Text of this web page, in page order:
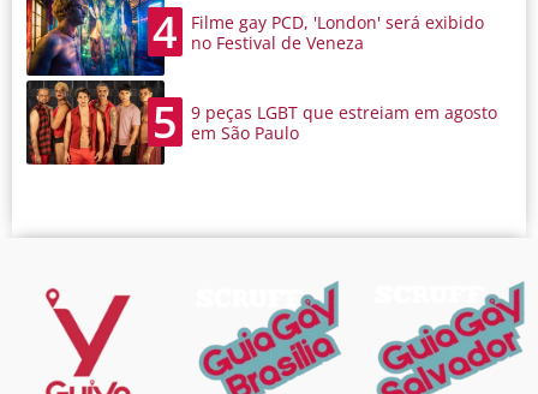
4
Filme gay PCD, 'London' será exibido
no Festival de Veneza
5
9 peças LGBT que estreiam em agosto
em São Paulo